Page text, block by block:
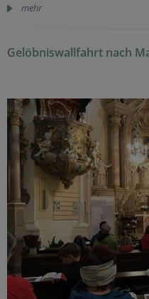
mehr
Gelöbniswallfahrt nach